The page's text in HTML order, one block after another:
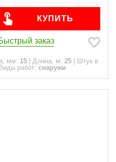
КУПИТЬ
заказ
мм: 15 Длина, м: 25
Штук в
Виды работ: снаружи